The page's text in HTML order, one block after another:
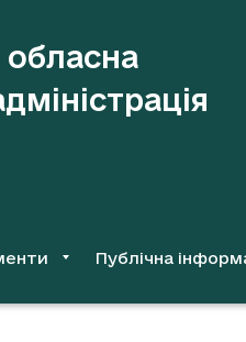
обласна
Публічна